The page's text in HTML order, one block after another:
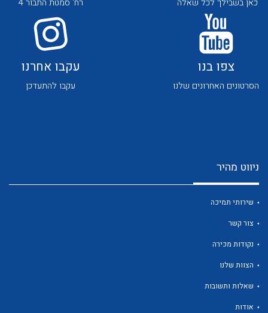
לכל מוצרי היצרן לכל מוצרי היצרן
לכל מוצרי היצרן
לכל מוצרי היצרן
צפו בנו
הסרטונים האחרונים שלנו
עקבו אחרנו
עקבו להתעדכן
ניווט מהיר
שירותי תמיכה
צור קשר
נקודות מכירה
הצוות שלנו
שאלות ותשובות
אודות